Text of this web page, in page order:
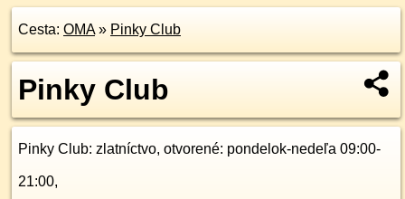
Cesta: OMA» Pinky Club
Pinky Club
Pinky Club: zlatníctvo, otvorené: pondelok-nedeľa 09:00-
21:00,